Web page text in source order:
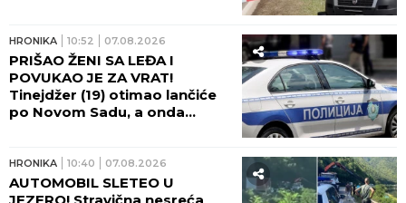
otvorio poklopac i uzeo nam
Elizabetu!"
HRONIKA 10:52 07.08.2026
PRIŠAO ŽENI SA LEĐA I
POVUKAO JE ZA VRAT!
Tinejdžer (19) otimao lančiće
po Novom Sadu, a onda
HRONIKA 10:40 07.08.2026
AUTOMOBIL SLETEO U